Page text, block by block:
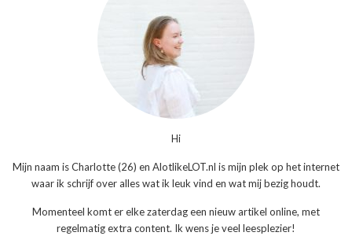
Hi
Mijn naam is Charlotte (26) en AlotlikeLOT.nl is mijn plek op het internet
waar ik schrijf over alles wat ik leuk vind en wat mij bezig houdt.
Momenteel komt er elke zaterdag een nieuw artikel online, met
regelmatig extra content. Ik wens je veel leesplezier!